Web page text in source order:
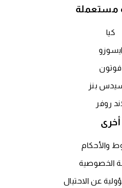
مستعملة
كيا
ايسوزو
فوتون
بنز
روفر
أخرى
والأحكام
الخصوصية
عن الاحتيال